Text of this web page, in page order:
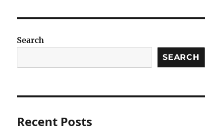
Search
SEARCH
Recent Posts